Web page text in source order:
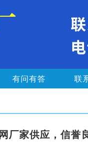
有问有答 联
厂家供应，信誉